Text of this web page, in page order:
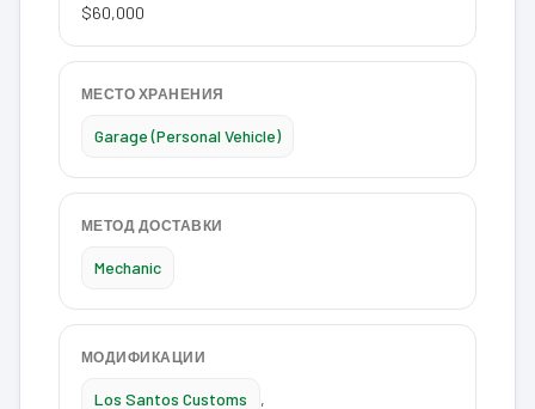
$60,000
МЕСТО ХРАНЕНИЯ
Garage (Personal Vehicle)
МЕТОД ДОСТАВКИ
Mechanic
МОДИФИКАЦИИ
Los Santos Customs ,